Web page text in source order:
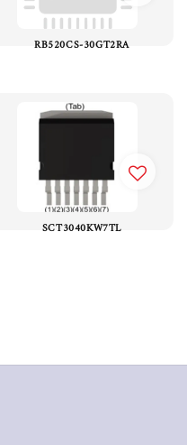
RB520CS-30GT2RA
SCT3040KW7TL